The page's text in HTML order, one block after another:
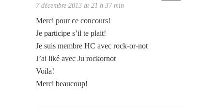
7 décembre 2013 at 21 h 37 min
Merci pour ce concours!
Je participe s’il te plait!
Je suis membre HC avec rock-or-not
J’ai liké avec Ju rockornot
Voila!
Merci beaucoup!